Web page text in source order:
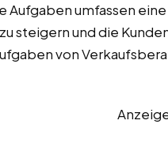
Aufgaben umfassen
steigern und die
von